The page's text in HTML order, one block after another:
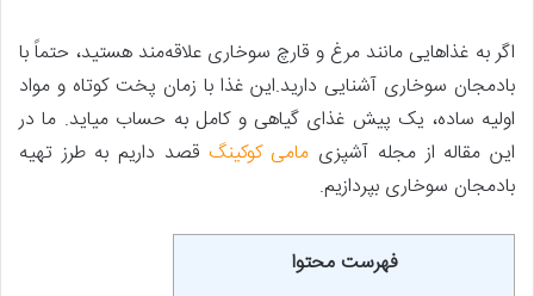
اگر به غذاهایی مانند مرغ و قارچ سوخاری علاقه‌مند هستید، حتماً با
بادمجان سوخاری آشنایی دارید.این غذا با زمان پخت کوتاه و مواد
اولیه ساده، یک پیش غذای گیاهی و کامل به حساب میاید. ما در
این مقاله از مجله آشپزی مامی کوکینگ قصد داریم به طرز تهیه
بادمجان سوخاری بپردازیم.
فهرست محتوا